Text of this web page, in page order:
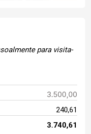
para visita-
3.500,00
240,61
3.740,61